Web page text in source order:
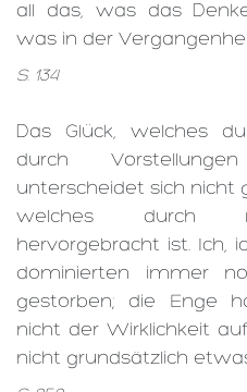
all das, was das
was in der
S. 134
Das Glück, welches
durch
unterscheidet sich nicht
welches durch
hervorgebracht ist. Ich,
dominierten immer
gestorben; die Enge
nicht der Wirklichkeit
nicht grundsätzlich